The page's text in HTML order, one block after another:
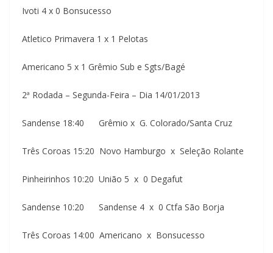
Ivoti 4 x 0 Bonsucesso
Atletico Primavera 1 x 1 Pelotas
Americano 5 x 1 Grêmio Sub e Sgts/Bagé
2ª Rodada – Segunda-Feira – Dia 14/01/2013
Sandense 18:40 Grêmio x G. Colorado/Santa Cruz
Três Coroas 15:20 Novo Hamburgo x Seleção Rolante
Pinheirinhos 10:20 União 5 x 0 Degafut
Sandense 10:20 Sandense 4 x 0 Ctfa São Borja
Três Coroas 14:00 Americano x Bonsucesso